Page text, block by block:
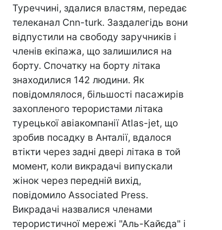
Туреччині, здалися властям, передає
телеканал Cnn-turk. Заздалегідь вони
відпустили на свободу заручників і
членів екіпажа, що залишилися на
борту. Спочатку на борту літака
знаходилися 142 людини. Як
повідомлялося, більшості пасажирів
захопленого терористами літака
турецької авіакомпанії Atlas-jet, що
зробив посадку в Анталії, вдалося
втікти через задні двері літака в той
момент, коли викрадачі випускали
жінок через передній вихід,
повідомило Associated Press.
Викрадачі назвалися членами
терористичної мережі "Аль-Кайєда" і